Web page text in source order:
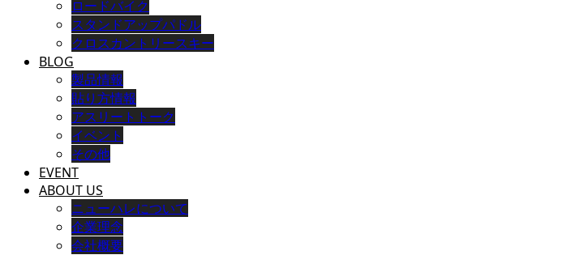
ロードバイク
スタンドアップパドル
クロスカントリースキー
BLOG
製品情報
貼り方情報
アスリートトーク
イベント
その他
EVENT
ABOUT US
ニューハレについて
企業理念
会社概要